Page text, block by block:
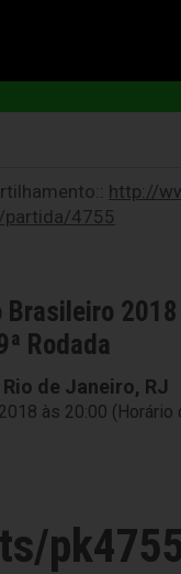
http://
4755
Brasileiro
Rodada
de Janeiro, RJ
às 20:00 (Horário